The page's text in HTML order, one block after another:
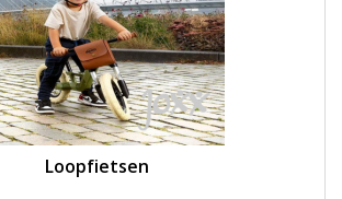
Loopfietsen